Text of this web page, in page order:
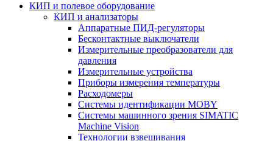
КИП и полевое оборудование
КИП и анализаторы
Аппаратные ПИД-регуляторы
Бесконтактные выключатели
Измерительные преобразователи для
давления
Измерительные устройства
Приборы измерения температуры
Расходомеры
Системы идентификации MOBY
Системы машинного зрения SIMATIC
Machine Vision
Технологии взвешивания